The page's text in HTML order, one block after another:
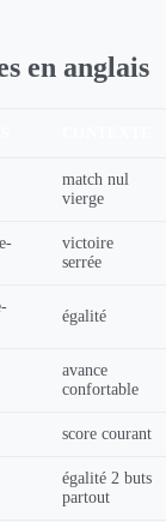
en anglais
match nul
vierge
victoire
serrée
égalité
avance
confortable
score courant
égalité 2 buts
partout